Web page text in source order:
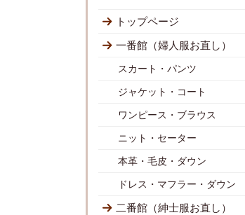
トップページ
一番館（婦人服お直し）
スカート・パンツ
ジャケット・コート
ワンピース・ブラウス
ニット・セーター
本革・毛皮・ダウン
ドレス・マフラー・ダウン
二番館（紳士服お直し）